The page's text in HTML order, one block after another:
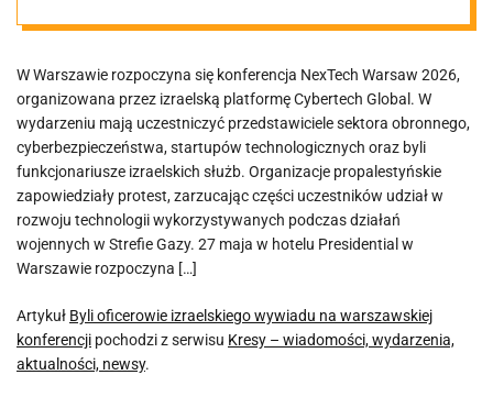
konferencji
W Warszawie rozpoczyna się konferencja NexTech Warsaw 2026,
organizowana przez izraelską platformę Cybertech Global. W
wydarzeniu mają uczestniczyć przedstawiciele sektora obronnego,
cyberbezpieczeństwa, startupów technologicznych oraz byli
funkcjonariusze izraelskich służb. Organizacje propalestyńskie
zapowiedziały protest, zarzucając części uczestników udział w
rozwoju technologii wykorzystywanych podczas działań
wojennych w Strefie Gazy. 27 maja w hotelu Presidential w
Warszawie rozpoczyna […]
Artykuł Byli oficerowie izraelskiego wywiadu na warszawskiej
konferencji pochodzi z serwisu Kresy – wiadomości, wydarzenia,
aktualności, newsy.